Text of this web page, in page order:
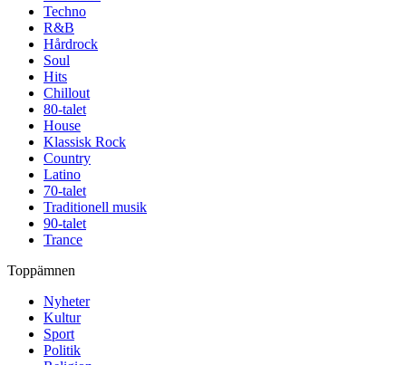
Techno
R&B
Hårdrock
Soul
Hits
Chillout
80-talet
House
Klassisk Rock
Country
Latino
70-talet
Traditionell musik
90-talet
Trance
Toppämnen
Nyheter
Kultur
Sport
Politik